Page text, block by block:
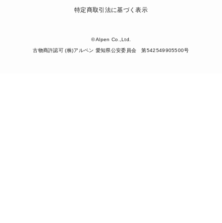
特定商取引法に基づく表示
© Alpen Co.,Ltd.
古物商許認可 (株)アルペン 愛知県公安委員会 第542549905500号